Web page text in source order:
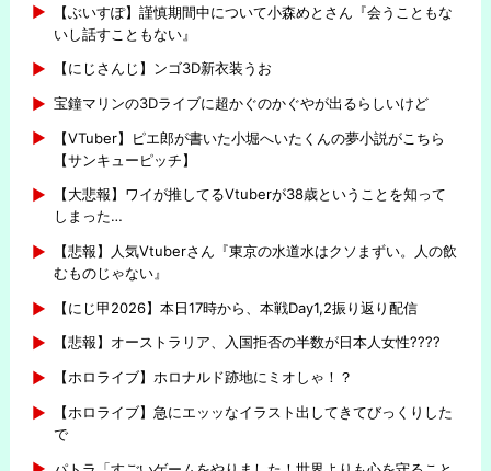
【ぶいすぽ】謹慎期間中について小森めとさん『会うこともな
いし話すこともない』
【にじさんじ】ンゴ3D新衣装うお
宝鐘マリンの3Dライブに超かぐのかぐやが出るらしいけど
【VTuber】ピエ郎が書いた小堀へいたくんの夢小説がこちら
【サンキューピッチ】
【大悲報】ワイが推してるVtuberが38歳ということを知って
しまった…
【悲報】人気Vtuberさん『東京の水道水はクソまずい。人の飲
むものじゃない』
【にじ甲2026】本日17時から、本戦Day1,2振り返り配信
【悲報】オーストラリア、入国拒否の半数が日本人女性????
【ホロライブ】ホロナルド跡地にミオしゃ！？
【ホロライブ】急にエッッなイラスト出してきてびっくりした
で